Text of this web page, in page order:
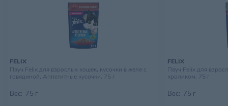
FELIX
Пауч Felix для взрослых кошек, кусочки в желе с
говядиной, Аппетитные кусочки, 75 г
Вес: 75 г
FELIX
Пауч Felix для
кроликом, 75 г
Вес: 75 г